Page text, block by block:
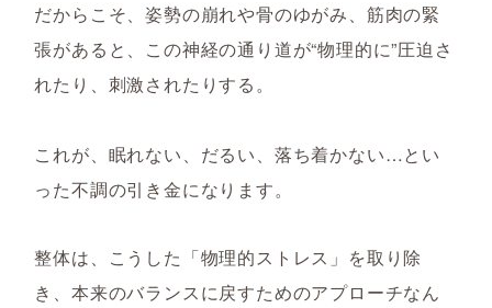
だからこそ、姿勢の崩れや骨のゆがみ、筋肉の緊
張があると、この神経の通り道が“物理的に”圧迫さ
れたり、刺激されたりする。
これが、眠れない、だるい、落ち着かない…とい
った不調の引き金になります。
整体は、こうした「物理的ストレス」を取り除
き、本来のバランスに戻すためのアプローチなん